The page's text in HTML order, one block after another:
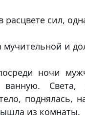
расцвете сил,
и
ночи
Света,
поднялась,
из комнаты.